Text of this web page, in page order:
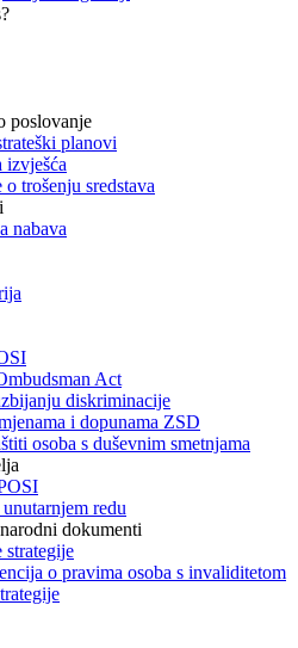
poslovanje
planovi
izvješća
trošenju sredstava
nabava
Act
diskriminacije
i dopunama ZSD
osoba s duševnim smetnjama
redu
dokumenti
strategije
o pravima osoba s invaliditetom